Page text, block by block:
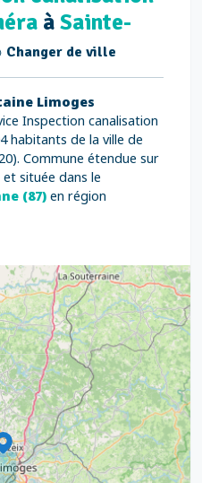
àSainte-
Changer de ville
Limoges
Inspection canalisation
habitants de la ville de
Commune étendue sur
située dans le
(87) en région
2
11
15
7